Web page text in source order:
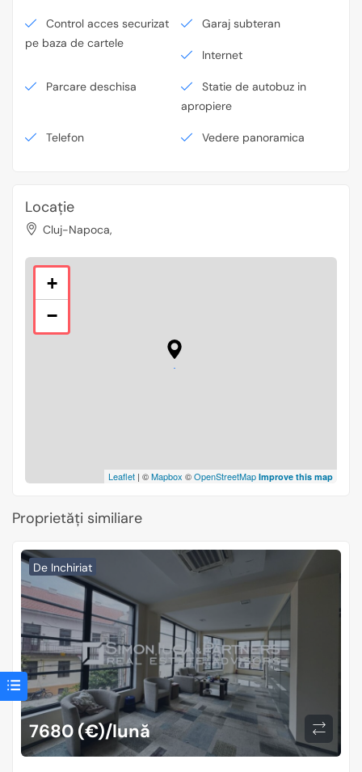
Control acces securizat
pe baza de cartele
Garaj subteran
Internet
Parcare deschisa
Statie de autobuz in
apropiere
Telefon Vedere panoramica
Locație
Cluj-Napoca,
+
−
Leaflet | ©Mapbox ©OpenStreetMap Improve this map
Proprietăți similiare
De Inchiriat
7680 (€)/lună